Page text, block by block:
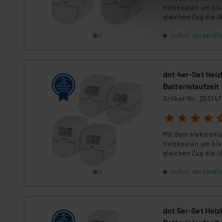
ganz oder teilweise
anpassen oder widerrufen.
dazu führen, dass die
dieser Drittanbieter
Nähere Infos zu diesen
Für die USA besteht kein
Datenschutz nach EU-
Daten in
Unsere Kooperation mit
Kommission sowie einer
Daten, verbundenen Risiken.“
Heizkosten um
gleichen Zug die
sofort
dnt 4er-Set
Batterielaufzeit
Artikel-Nr. 253147
1 2 3 4 5
Mit dem
Heizkosten um
gleichen Zug die
sofort
dnt 5er-Set